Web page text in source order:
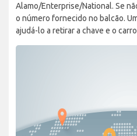
Alamo/Enterprise/National. Se
o número fornecido no balcão.
ajudá-lo a retirar a chave e o